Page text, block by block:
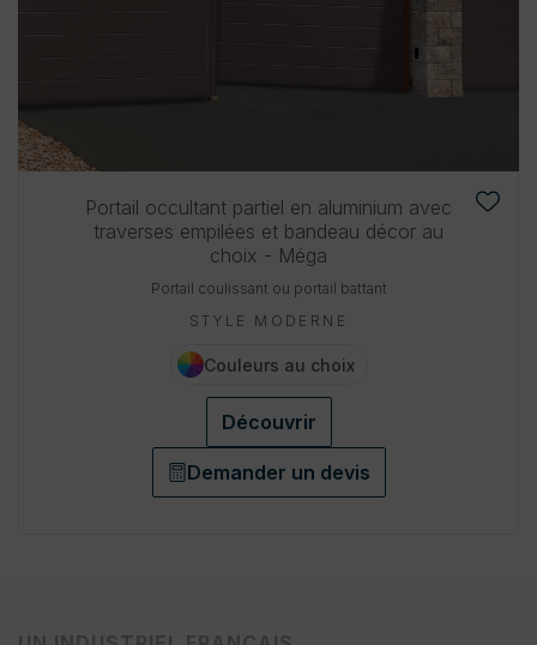
Portail occultant partiel en aluminium avec
traverses empilées et bandeau décor au
choix - Méga
Portail coulissant ou portail battant
STYLE MODERNE
Couleurs au choix
Découvrir
Demander un devis